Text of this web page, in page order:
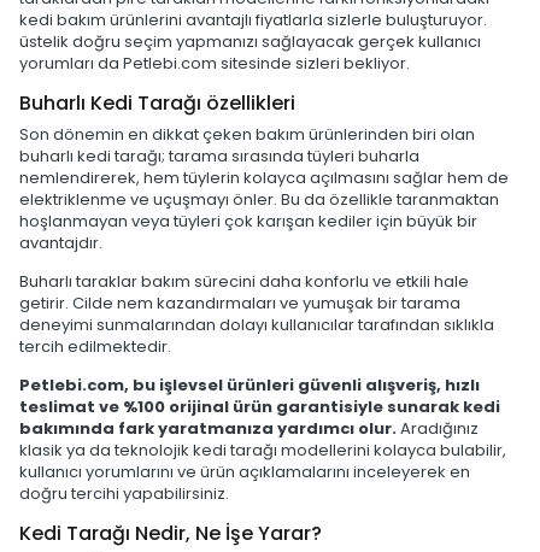
kedi bakım ürünlerini avantajlı fiyatlarla sizlerle buluşturuyor.
üstelik doğru seçim yapmanızı sağlayacak gerçek kullanıcı
yorumları da Petlebi.com sitesinde sizleri bekliyor.
Buharlı Kedi Tarağı özellikleri
Son dönemin en dikkat çeken bakım ürünlerinden biri olan
buharlı kedi tarağı; tarama sırasında tüyleri buharla
nemlendirerek, hem tüylerin kolayca açılmasını sağlar hem de
elektriklenme ve uçuşmayı önler. Bu da özellikle taranmaktan
hoşlanmayan veya tüyleri çok karışan kediler için büyük bir
avantajdır.
Buharlı taraklar bakım sürecini daha konforlu ve etkili hale
getirir. Cilde nem kazandırmaları ve yumuşak bir tarama
deneyimi sunmalarından dolayı kullanıcılar tarafından sıklıkla
tercih edilmektedir.
Petlebi.com, bu işlevsel ürünleri güvenli alışveriş, hızlı
teslimat ve %100 orijinal ürün garantisiyle sunarak kedi
bakımında fark yaratmanıza yardımcı olur.Aradığınız
klasik ya da teknolojik kedi tarağı modellerini kolayca bulabilir,
kullanıcı yorumlarını ve ürün açıklamalarını inceleyerek en
doğru tercihi yapabilirsiniz.
Kedi Tarağı Nedir, Ne İşe Yarar?